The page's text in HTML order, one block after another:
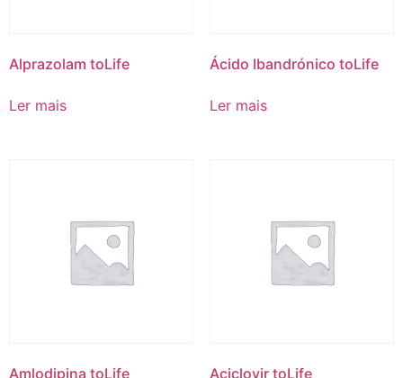
Alprazolam toLife
Ler mais
Ácido Ibandrónico toLife
Ler mais
Amlodipina toLife Aciclovir toLife